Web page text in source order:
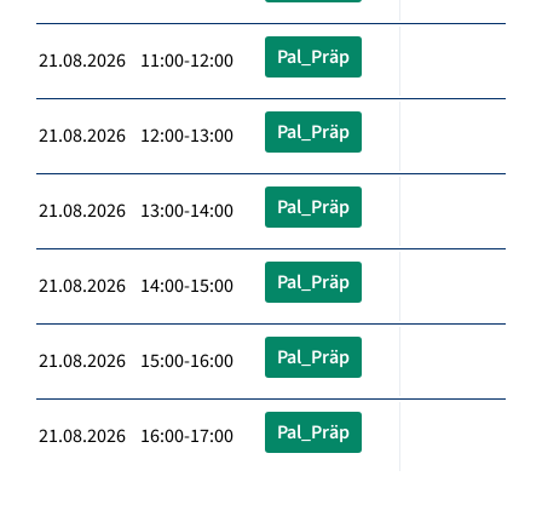
21.08.2026 11:00-12:00 Pal_Präp
21.08.2026 12:00-13:00 Pal_Präp
21.08.2026 13:00-14:00 Pal_Präp
21.08.2026 14:00-15:00 Pal_Präp
21.08.2026 15:00-16:00 Pal_Präp
21.08.2026 16:00-17:00 Pal_Präp